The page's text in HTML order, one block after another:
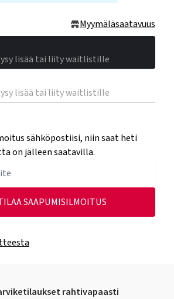
Myymäläsaatavuus
lisää tai liity waitlistille
lisää tai liity waitlistille
sähköpostiisi, niin saat heti
on jälleen saatavilla.
SAAPUMISILMOITUS
rahtivapaasti